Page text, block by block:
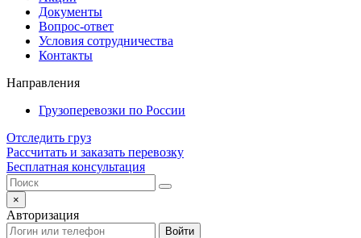
Документы
Вопрос-ответ
Условия сотрудничества
Контакты
Направления
Грузоперевозки по России
Отследить груз
Рассчитать и заказать перевозку
Бесплатная консультация
×
Авторизация
Войти